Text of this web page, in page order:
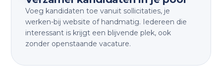
Voeg kandidaten toe vanuit sollicitaties, je
werken-bij website of handmatig. Iedereen die
interessant is krijgt een blijvende plek, ook
zonder openstaande vacature.